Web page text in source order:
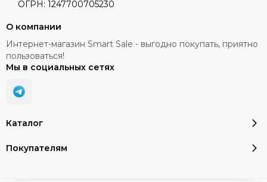
ОГРН: 1247700705230
Каталог
Покупателям
О компании
Интернет-магазин Smart Sale - выгодно покупать, приятно
пользоваться!
Мы в социальных сетях